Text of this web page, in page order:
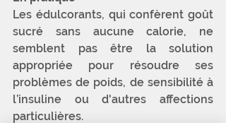
Les édulcorants, qui confèrent goût
sucré sans aucune calorie, ne
semblent pas être la solution
appropriée pour résoudre ses
problèmes de poids, de sensibilité à
l’insuline ou d'autres affections
particulières.